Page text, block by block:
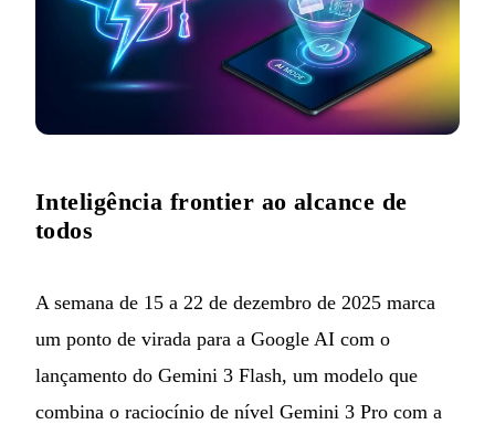
Inteligência frontier ao alcance de
todos
A semana de 15 a 22 de dezembro de 2025 marca
um ponto de virada para a Google AI com o
lançamento do Gemini 3 Flash, um modelo que
combina o raciocínio de nível Gemini 3 Pro com a